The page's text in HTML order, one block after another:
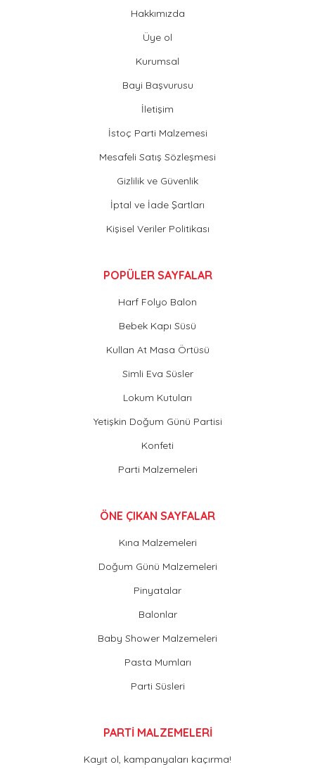
Hakkımızda
Üye ol
Kurumsal
Bayi Başvurusu
İletişim
İstoç Parti Malzemesi
Mesafeli Satış Sözleşmesi
Gizlilik ve Güvenlik
İptal ve İade Şartları
Kişisel Veriler Politikası
POPÜLER SAYFALAR
Harf Folyo Balon
Bebek Kapı Süsü
Kullan At Masa Örtüsü
Simli Eva Süsler
Lokum Kutuları
Yetişkin Doğum Günü Partisi
Konfeti
Parti Malzemeleri
ÖNE ÇIKAN SAYFALAR
Kına Malzemeleri
Doğum Günü Malzemeleri
Pinyatalar
Balonlar
Baby Shower Malzemeleri
Pasta Mumları
Parti Süsleri
PARTİ MALZEMELERİ
Kayıt ol, kampanyaları kaçırma!